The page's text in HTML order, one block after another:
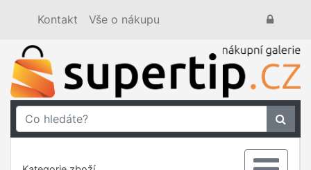
Kontakt Vše o nákupu